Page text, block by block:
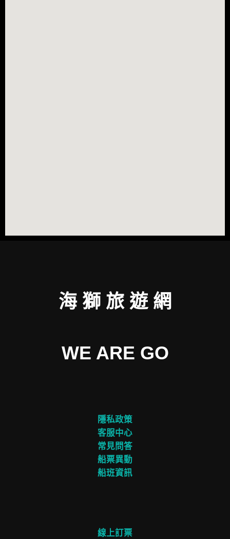
海 獅 旅 遊 網
WE ARE GO
隱私政策
客服中心
常見問答
船票異動
船班資訊
線上訂票